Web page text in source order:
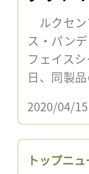
ルクセン
ス・パン
フェイス
日、同製
2020/04/15
トップニ